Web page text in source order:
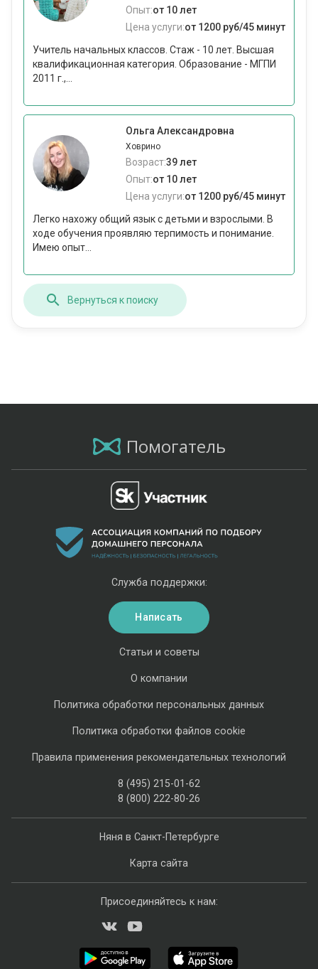
Опыт:от 10 лет
Цена услуги:от 1200 руб/45 минут
Учитель начальных классов. Стаж - 10 лет. Высшая
квалификационная категория. Образование - МГПИ
2011 г.,...
Ольга Александровна
Ховрино
Возраст:39 лет
Опыт:от 10 лет
Цена услуги:от 1200 руб/45 минут
Легко нахожу общий язык с детьми и взрослыми. В
ходе обучения проявляю терпимость и понимание.
Имею опыт...
Вернуться к поиску
Помогатель
Няня в Санкт-Петербурге
Карта сайта
Статьи и советы
О компании
Политика обработки персональных данных
Политика обработки файлов cookie
Правила применения рекомендательных технологий
8 (495) 215-01-62
8 (800) 222-80-26
Служба поддержки:
Написать
Присоединяйтесь к нам: